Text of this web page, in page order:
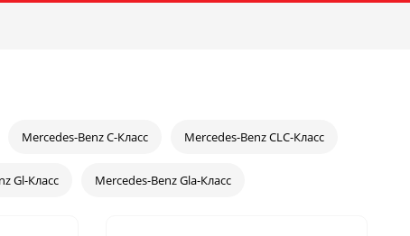
Mercedes-Benz C-Класс Mercedes-Benz CLC-Класс
Gl-Класс Mercedes-Benz Gla-Класс